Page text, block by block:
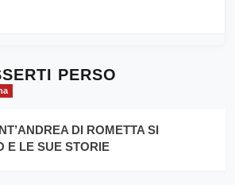
PERSO
DI ROMETTA SI
E LE SUE STORIE